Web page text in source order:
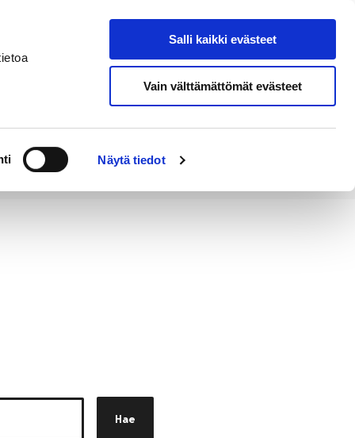
Näytä tiedot
Salli kaikki evästeet
Vain välttämättömät evästeet
Hae sivustolta
Hae